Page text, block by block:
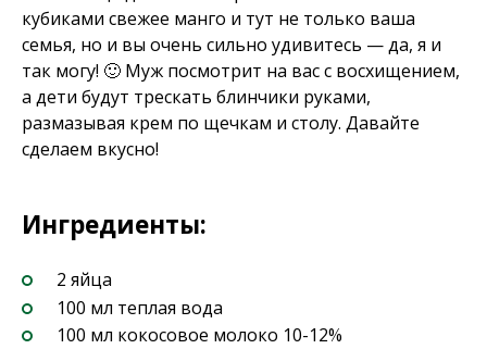
кубиками свежее манго и тут не только ваша
семья, но и вы очень сильно удивитесь — да, я и
так могу! 🙂 Муж посмотрит на вас с восхищением,
а дети будут трескать блинчики руками,
размазывая крем по щечкам и столу. Давайте
сделаем вкусно!
Ингредиенты:
2 яйца
100 мл теплая вода
100 мл кокосовое молоко 10-12%